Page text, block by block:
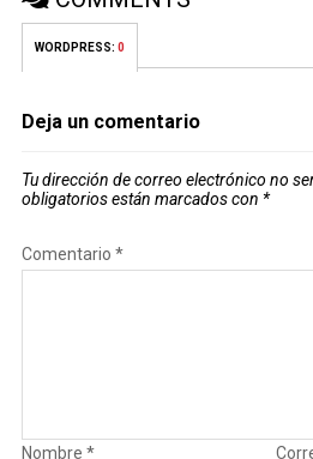
WORDPRESS: 0
Deja un comentario
Tu dirección de correo electrónico no
obligatorios están marcados con *
Comentario *
Nombre *